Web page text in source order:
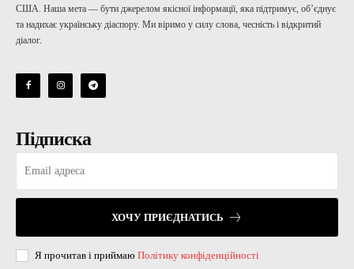
США. Наша мета — бути джерелом якісної інформації, яка підтримує, об’єднує
та надихає українську діаспору. Ми віримо у силу слова, чесність і відкритий
діалог.
Підписка
ХОЧУ ПРИЄДНАТИСЬ
Я прочитав і приймаю Політику конфіденційності